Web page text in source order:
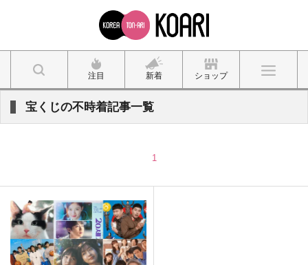
注目 新着 ショップ
宝くじの不時着記事一覧
1